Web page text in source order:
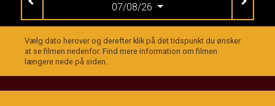
07/08/26
Vælg dato herover og derefter klik på det tidspunkt du ønsker
at se filmen nedenfor. Find mere information om filmen
længere nede på siden.